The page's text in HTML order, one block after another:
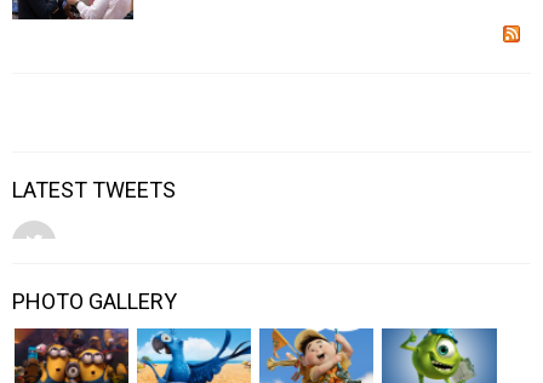
LATEST TWEETS
PHOTO GALLERY